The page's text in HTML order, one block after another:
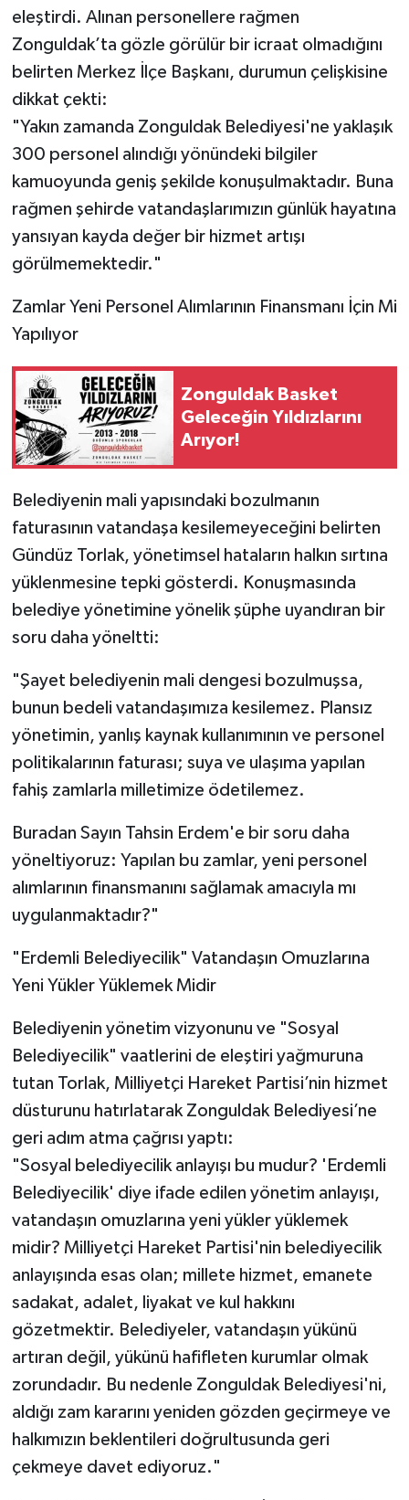
eleştirdi. Alınan personellere rağmen
Zonguldak’ta gözle görülür bir icraat olmadığını
belirten Merkez İlçe Başkanı, durumun çelişkisine
dikkat çekti:
​"Yakın zamanda Zonguldak Belediyesi'ne yaklaşık
300 personel alındığı yönündeki bilgiler
kamuoyunda geniş şekilde konuşulmaktadır. Buna
rağmen şehirde vatandaşlarımızın günlük hayatına
yansıyan kayda değer bir hizmet artışı
görülmemektedir."
​Zamlar Yeni Personel Alımlarının Finansmanı İçin Mi
Yapılıyor
Zonguldak Basket
Geleceğin Yıldızlarını
Arıyor!
​Belediyenin mali yapısındaki bozulmanın
faturasının vatandaşa kesilemeyeceğini belirten
Gündüz Torlak, yönetimsel hataların halkın sırtına
yüklenmesine tepki gösterdi. Konuşmasında
belediye yönetimine yönelik şüphe uyandıran bir
soru daha yöneltti:
​"Şayet belediyenin mali dengesi bozulmuşsa,
bunun bedeli vatandaşımıza kesilemez. Plansız
yönetimin, yanlış kaynak kullanımının ve personel
politikalarının faturası; suya ve ulaşıma yapılan
fahiş zamlarla milletimize ödetilemez.
Buradan Sayın Tahsin Erdem'e bir soru daha
yöneltiyoruz: Yapılan bu zamlar, yeni personel
alımlarının finansmanını sağlamak amacıyla mı
uygulanmaktadır?"
​"Erdemli Belediyecilik" Vatandaşın Omuzlarına
Yeni Yükler Yüklemek Midir
​Belediyenin yönetim vizyonunu ve "Sosyal
Belediyecilik" vaatlerini de eleştiri yağmuruna
tutan Torlak, Milliyetçi Hareket Partisi’nin hizmet
düsturunu hatırlatarak Zonguldak Belediyesi’ne
geri adım atma çağrısı yaptı:
​"Sosyal belediyecilik anlayışı bu mudur? 'Erdemli
Belediyecilik' diye ifade edilen yönetim anlayışı,
vatandaşın omuzlarına yeni yükler yüklemek
midir? Milliyetçi Hareket Partisi'nin belediyecilik
anlayışında esas olan; millete hizmet, emanete
sadakat, adalet, liyakat ve kul hakkını
gözetmektir. Belediyeler, vatandaşın yükünü
artıran değil, yükünü hafifleten kurumlar olmak
zorundadır. Bu nedenle Zonguldak Belediyesi'ni,
aldığı zam kararını yeniden gözden geçirmeye ve
halkımızın beklentileri doğrultusunda geri
çekmeye davet ediyoruz."